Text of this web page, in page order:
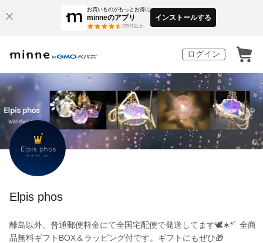
お買いものがもっとお得に
minneのアプリ
3万件以上
インストールする
ログイン
Elpis phos
離島以外、普通郵便料金にて全国宅配便で発送してます🕊️∗*ﾟ 全商
品無料ギフトBOX＆ラッピング付です。ギフトにもぜひ🎁